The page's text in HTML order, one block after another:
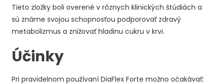
Tieto zložky boli overené v rôznych klinických štúdiách a
sú známe svojou schopnosťou podporovať zdravý
metabolizmus a znižovať hladinu cukru v krvi.
Účinky
Pri pravidelnom používaní DiaFlex Forte možno očakávať: